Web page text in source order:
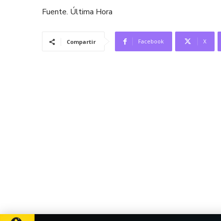
Fuente. Última Hora
Compartir Facebook X